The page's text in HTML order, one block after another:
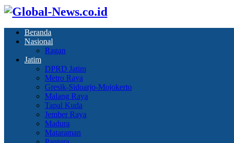
Beranda
Nasional
Ragan
Jatim
DPRD Jatim
Metro Raya
Gresik-Sidoarjo-Mojokerto
Malang Raya
Tapal Kuda
Jember Raya
Madura
Mataraman